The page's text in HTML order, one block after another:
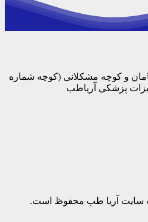
و کوچه مشکلانی (کوچه شماره
سایت آریا طب محفوظ است.